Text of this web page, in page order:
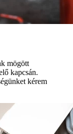
mögött
kapcsán.
kérem